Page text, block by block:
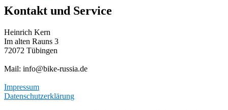
Kontakt und Service
Heinrich Kern
Im alten Rauns 3
72072 Tübingen
Mail: info@bike-russia.de
Impressum
Datenschutzerklärung